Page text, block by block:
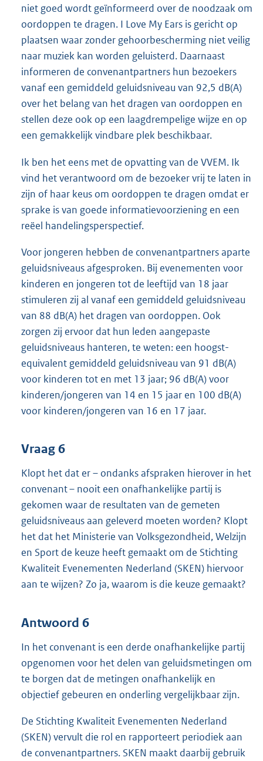
niet goed wordt geïnformeerd over de noodzaak om
oordoppen te dragen. I Love My Ears is gericht op
plaatsen waar zonder gehoorbescherming niet veilig
naar muziek kan worden geluisterd. Daarnaast
informeren de convenantpartners hun bezoekers
vanaf een gemiddeld geluidsniveau van 92,5 dB(A)
over het belang van het dragen van oordoppen en
stellen deze ook op een laagdrempelige wijze en op
een gemakkelijk vindbare plek beschikbaar.
Ik ben het eens met de opvatting van de VVEM. Ik
vind het verantwoord om de bezoeker vrij te laten in
zijn of haar keus om oordoppen te dragen omdat er
sprake is van goede informatievoorziening en een
reëel handelingsperspectief.
Voor jongeren hebben de convenantpartners aparte
geluidsniveaus afgesproken. Bij evenementen voor
kinderen en jongeren tot de leeftijd van 18 jaar
stimuleren zij al vanaf een gemiddeld geluidsniveau
van 88 dB(A) het dragen van oordoppen. Ook
zorgen zij ervoor dat hun leden aangepaste
geluidsniveaus hanteren, te weten: een hoogst-
equivalent gemiddeld geluidsniveau van 91 dB(A)
voor kinderen tot en met 13 jaar; 96 dB(A) voor
kinderen/jongeren van 14 en 15 jaar en 100 dB(A)
voor kinderen/jongeren van 16 en 17 jaar.
Vraag 6
Klopt het dat er – ondanks afspraken hierover in het
convenant – nooit een onafhankelijke partij is
gekomen waar de resultaten van de gemeten
geluidsniveaus aan geleverd moeten worden? Klopt
het dat het Ministerie van Volksgezondheid, Welzijn
en Sport de keuze heeft gemaakt om de Stichting
Kwaliteit Evenementen Nederland (SKEN) hiervoor
aan te wijzen? Zo ja, waarom is die keuze gemaakt?
Antwoord 6
In het convenant is een derde onafhankelijke partij
opgenomen voor het delen van geluidsmetingen om
te borgen dat de metingen onafhankelijk en
objectief gebeuren en onderling vergelijkbaar zijn.
De Stichting Kwaliteit Evenementen Nederland
(SKEN) vervult die rol en rapporteert periodiek aan
de convenantpartners. SKEN maakt daarbij gebruik